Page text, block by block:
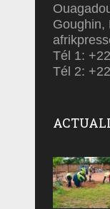
Goughin,
Tél 1:
Tél 2: